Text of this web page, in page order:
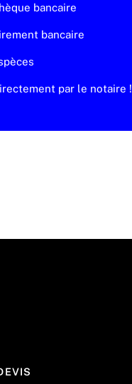
bancaire
bancaire
par le notaire !